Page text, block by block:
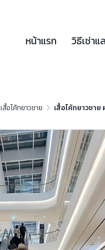
หน้าแรก วิธีเช่าแ
เสื้อโค้ทยาวชาย เสื้อโค้ทยาวชาย